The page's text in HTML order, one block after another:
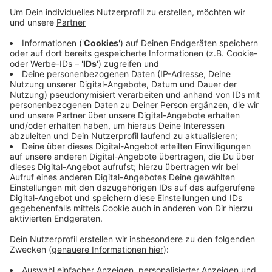
Gewitter in der RADIO RST-Region haben in der Nacht
und am Morgen für Polizei und Feuerwehreinsätze
gesorgt. In Rheine und besonders im Tecklenburger
Land sind Keller und Unterführungen vollgelaufen,
Bäume umgefallen und Ampeln ausgefallen. Die Liste
ist lang. Einsätze gibt es in Mettingen, Westerkappeln,
Hörstel, Ibbenbüren, Lotte und einmal auch in
Altenberge. In Rheine war zum Beispiel die
Bahnhofsunterführung überflutet.
Anzeige